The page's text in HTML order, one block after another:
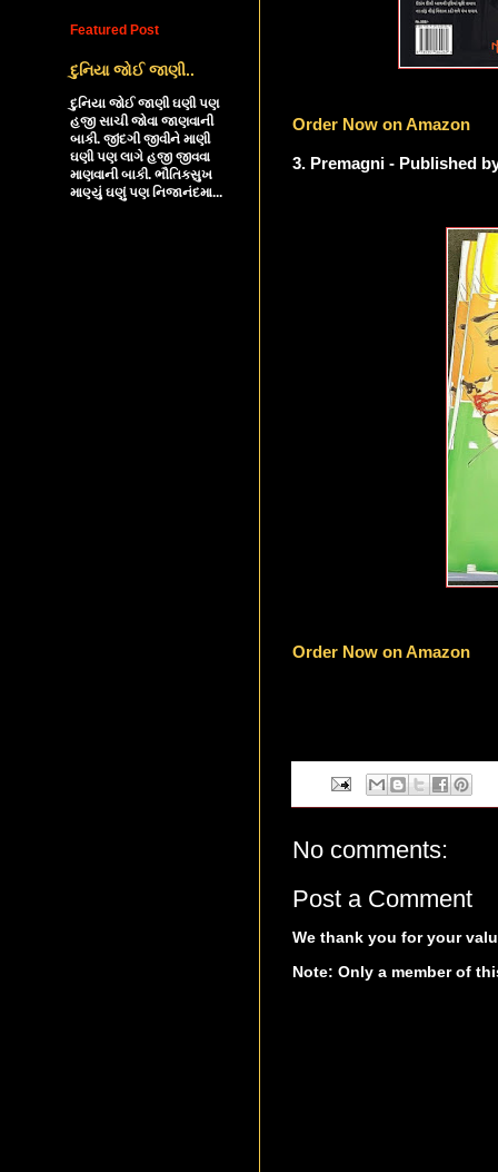
Order Now on Amazon
3. Premagni - Published
Order Now on Amazon
No comments:
Post a Comment
We thank you for your
Note: Only a member of
Featured Post
દુનિયા જોઈ જાણી..
દુનિયા જોઈ જાણી ઘણી પણ
હજી સાચી જોવા જાણવાની
બાકી. જીંદગી જીવીને માણી
ઘણી પણ લાગે હજી જીવવા
માણવાની બાકી. ભૌતિકસુખ
માણ્યું ઘણું પણ નિજાનંદમા...